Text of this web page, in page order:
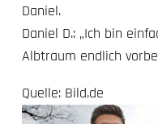
Daniel.
Daniel D.: „Ich bin
Albtraum endlich
Quelle: Bild.de